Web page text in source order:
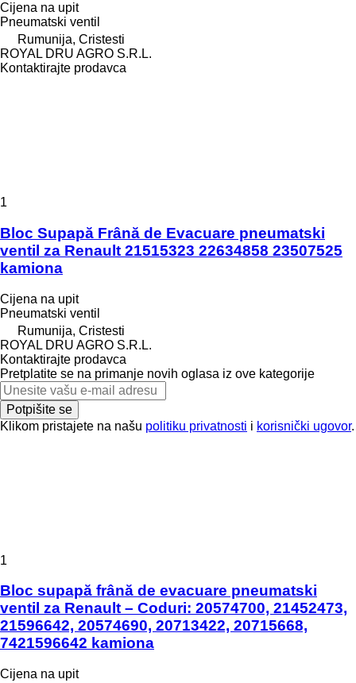
Cijena na upit
Pneumatski ventil
Rumunija, Cristesti
ROYAL DRU AGRO S.R.L.
Kontaktirajte prodavca
1
Bloc Supapă Frână de Evacuare pneumatski
ventil za Renault 21515323 22634858 23507525
kamiona
Cijena na upit
Pneumatski ventil
Rumunija, Cristesti
ROYAL DRU AGRO S.R.L.
Kontaktirajte prodavca
Pretplatite se na primanje novih oglasa iz ove kategorije
Potpišite se
Klikom pristajete na našu politiku privatnosti i korisnički ugovor.
1
Bloc supapă frână de evacuare pneumatski
ventil za Renault – Coduri: 20574700, 21452473,
21596642, 20574690, 20713422, 20715668,
7421596642 kamiona
Cijena na upit